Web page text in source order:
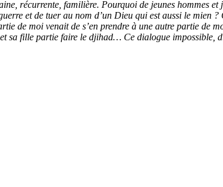
récurrente, familière. Pourquoi de jeunes hommes et
et de tuer au nom d’un Dieu qui est aussi le mien
de moi venait de s’en prendre à une autre partie de
sa fille partie faire le djihad… Ce dialogue impossible,